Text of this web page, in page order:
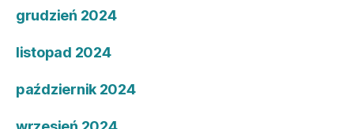
grudzień 2024
listopad 2024
październik 2024